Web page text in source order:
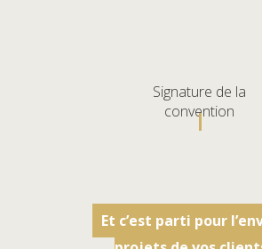
Signature de la
convention
Et c’est parti pour